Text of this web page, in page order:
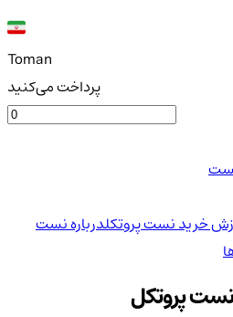
Toman
پرداخت می‌کنید
خرید نست پروتکلدرباره نست
پروتکل